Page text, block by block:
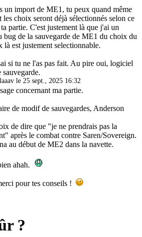
un import de ME1, tu peux quand même
choix seront déjà sélectionnés selon ce
partie. C'est justement là que j'ai un
bug de la sauvegarde de ME1 du choix du
là est justement selectionnable.
si tu ne l'as pas fait. Au pire oui, logiciel
le 25 sept., 2025 16:32
concernant ma partie.
de modif de sauvegardes, Anderson
de dire que "je ne prendrais pas la
après le combat contre Saren/Sovereign.
au début de ME2 dans la navette.
ahah.
pour tes conseils !
?